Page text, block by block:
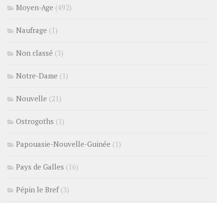
Moyen-Age (492)
Naufrage (1)
Non classé (3)
Notre-Dame (1)
Nouvelle (21)
Ostrogoths (1)
Papouasie-Nouvelle-Guinée (1)
Pays de Galles (16)
Pépin le Bref(3)